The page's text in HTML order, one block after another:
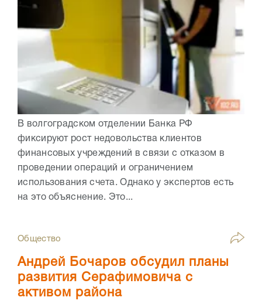
В волгоградском отделении Банка РФ
фиксируют рост недовольства клиентов
финансовых учреждений в связи с отказом в
проведении операций и ограничением
использования счета. Однако у экспертов есть
на это объяснение. Это...
Общество
Андрей Бочаров обсудил планы
развития Серафимовича с
активом района